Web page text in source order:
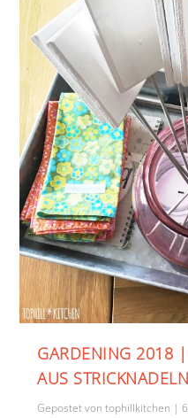
GARDENING 2018 |
AUS STRICKNADELN
Gepostet vontophillkitchen |